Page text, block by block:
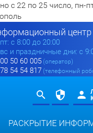
22 по 25 число, пн-
центр
c 8:00 до 20:00
и праздничные дни: с
50 60 005 (оператор)
54 54 817 (телефонный
РАСКРЫТИЕ